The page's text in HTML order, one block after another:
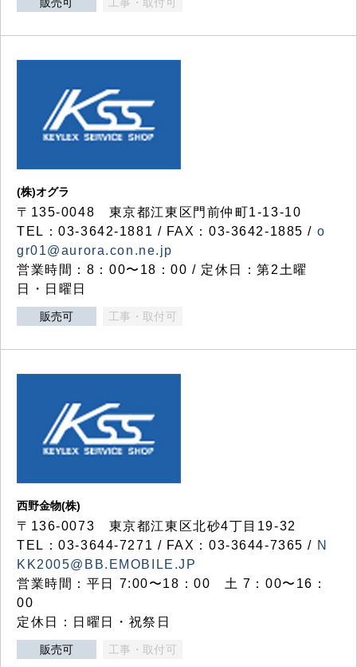
(株)オグラ
〒135-0048 東京都江東区門前仲町1-13-10
TEL：03-3642-1881 / FAX：03-3642-1885 / o
gr01@aurora.con.ne.jp
営業時間：8：00〜18：00 / 定休日：第2土曜
日・日曜日
販売可 工事・取付可
西野金物(株)
〒136-0073 東京都江東区北砂4丁目19-32
TEL：03‐3644‐7271 / FAX：03-3644-7365 / N
KK2005@BB.EMOBILE.JP
営業時間：平日 7:00〜18：00 土 7：00〜16：
00
定休日：日曜日・祝祭日
販売可 工事・取付可